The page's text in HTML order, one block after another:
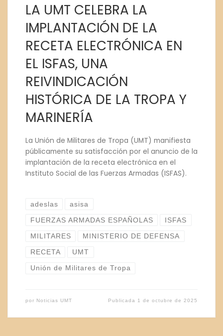
LA UMT CELEBRA LA
IMPLANTACIÓN DE LA
RECETA ELECTRÓNICA EN
EL ISFAS, UNA
REIVINDICACIÓN
HISTÓRICA DE LA TROPA Y
MARINERÍA
La Unión de Militares de Tropa (UMT) manifiesta
públicamente su satisfacción por el anuncio de la
implantación de la receta electrónica en el
Instituto Social de las Fuerzas Armadas (ISFAS).
adeslas asisa
FUERZAS ARMADAS ESPAÑOLAS ISFAS
MILITARES MINISTERIO DE DEFENSA
RECETA UMT
Unión de Militares de Tropa
por Noticias UMT Publicada 1 de octubre de 2025